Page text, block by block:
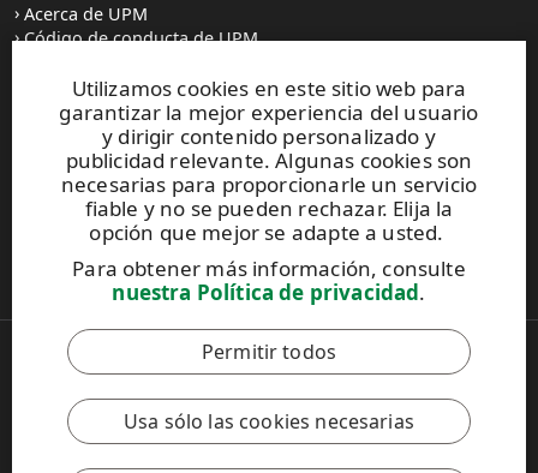
Utilizamos cookies en este sitio web para
garantizar la mejor experiencia del usuario
y dirigir contenido personalizado y
publicidad relevante. Algunas cookies son
necesarias para proporcionarle un servicio
fiable y no se pueden rechazar. Elija la
opción que mejor se adapte a usted.
Para obtener más información, consulte
nuestra Política de privacidad.
Permitir todos
Usa sólo las cookies necesarias
Acerca de UPM
Código de conducta de UPM
Prensa
Todas las noticias
Contacto
Este sitio está protegido por reCAPTCHA y se aplican la
Política de privacidady losTérminos de servicio de Google
Copyright © 2026 UPM
Notificación legal
Política de Privacidad